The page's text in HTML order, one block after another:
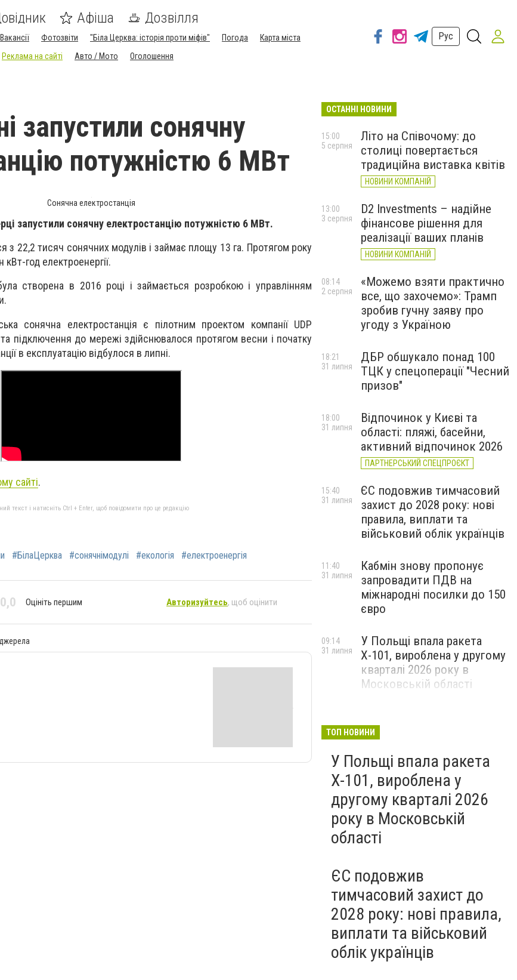
Афіша Дозвілля
Вакансії Фотозвіти "Біла Церква: історія проти міфів" Погода
Карта міста
Реклама на сайті Авто / Мото Оголошення
Рус
запустили сонячну
потужністю 6 МВт
Сонячна електростанція
запустили сонячну електростанцію потужністю 6 МВт.
з 22,2 тисяч сонячних модулів і займає площу 13 га. Протягом року
год електроенергії.
створена в 2016 році і займається розробкою і управлінням
сонячна електростанція є пілотним проектом компанії UDP
підключення до мережі здійснювалося протягом весни і початку
в експлуатацію відбулося в липні.
сайті.
текст і натисніть Ctrl + Enter, щоб повідомити про це редакцію
#БілаЦерква #сонячнімодулі #екологія #електроенергія
0,0 Оцініть першим Авторизуйтесь, щоб оцінити
ОСТАННІ НОВИНИ
Літо на Співочому: до
столиці повертається
традиційна виставка квітів
НОВИНИ КОМПАНІЙ
15:00
5 серпня
D2 Investments – надійне
фінансове рішення для
реалізації ваших планів
НОВИНИ КОМПАНІЙ
13:00
3 серпня
«Можемо взяти практично
все, що захочемо»: Трамп
зробив гучну заяву про
угоду з Україною
08:14
2 серпня
ДБР обшукало понад 100
ТЦК у спецоперації "Чесний
призов"
18:21
31 липня
Відпочинок у Києві та
області: пляжі, басейни,
активний відпочинок 2026
ПАРТНЕРСЬКИЙ СПЕЦПРОЄКТ
18:00
31 липня
ЄС подовжив тимчасовий
захист до 2028 року: нові
правила, виплати та
військовий облік українців
15:40
31 липня
Кабмін знову пропонує
запровадити ПДВ на
міжнародні посилки до 150
євро
11:40
31 липня
У Польщі впала ракета
Х-101, вироблена у другому
кварталі 2026 року в
Московській області
09:14
31 липня
ТОП НОВИНИ
У Польщі впала ракета
Х-101, вироблена у
другому кварталі 2026
року в Московській
області
ЄС подовжив
тимчасовий захист до
2028 року: нові правила,
виплати та військовий
облік українців